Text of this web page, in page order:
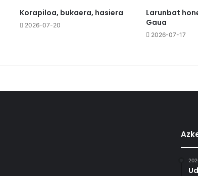
Korapiloa, bukaera, hasiera
2026-07-20
Larunbat
Gaua
2026-07-17